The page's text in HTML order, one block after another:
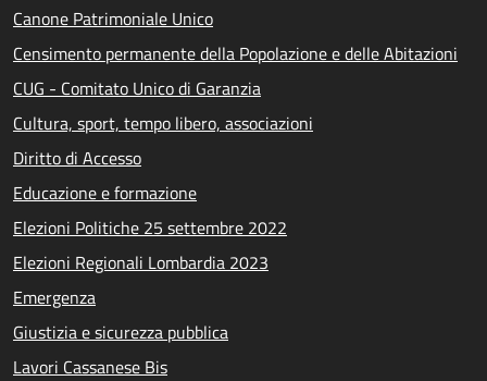
Canone Patrimoniale Unico
Censimento permanente della Popolazione e delle Abitazioni
CUG - Comitato Unico di Garanzia
Cultura, sport, tempo libero, associazioni
Diritto di Accesso
Educazione e formazione
Elezioni Politiche 25 settembre 2022
Elezioni Regionali Lombardia 2023
Emergenza
Giustizia e sicurezza pubblica
Lavori Cassanese Bis